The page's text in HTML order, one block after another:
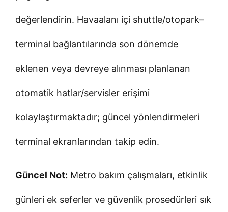
değerlendirin. Havaalanı içi shuttle/otopark–
terminal bağlantılarında son dönemde
eklenen veya devreye alınması planlanan
otomatik hatlar/servisler erişimi
kolaylaştırmaktadır; güncel yönlendirmeleri
terminal ekranlarından takip edin.
Güncel Not: Metro bakım çalışmaları, etkinlik
günleri ek seferler ve güvenlik prosedürleri sık